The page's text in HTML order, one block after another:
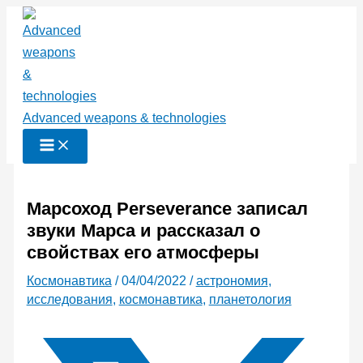
Перейти
содержимому
Advanced weapons & technologies
Марсоход Perseverance записал
звуки Марса и рассказал о
свойствах его атмосферы
Космонавтика /04/04/2022 /астрономия,
исследования, космонавтика, планетология